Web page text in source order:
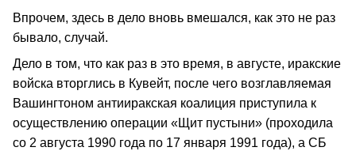
Впрочем, здесь в дело вновь вмешался, как это не раз
бывало, случай.
Дело в том, что как раз в это время, в августе, иракские
войска вторглись в Кувейт, после чего возглавляемая
Вашингтоном антииракская коалиция приступила к
осуществлению операции «Щит пустыни» (проходила
со 2 августа 1990 года по 17 января 1991 года), а СБ